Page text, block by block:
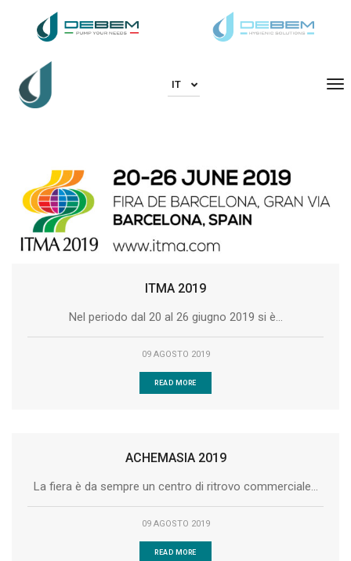
IT
ITMA 2019
Nel periodo dal 20 al 26 giugno 2019 si è...
09 AGOSTO 2019
READ MORE
ACHEMASIA 2019
La fiera è da sempre un centro di ritrovo commerciale...
09 AGOSTO 2019
READ MORE